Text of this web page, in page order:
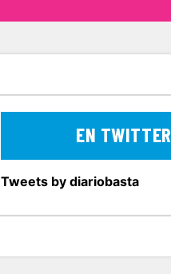
EN TWITTER
Tweets by diariobasta